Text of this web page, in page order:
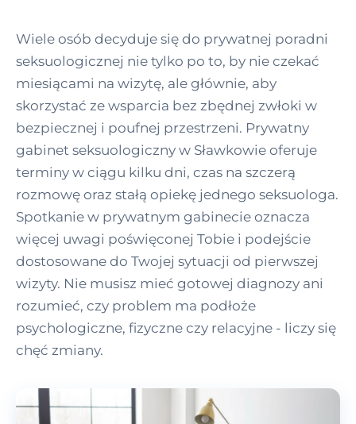
Wiele osób decyduje się do prywatnej poradni
seksuologicznej nie tylko po to, by nie czekać
miesiącami na wizytę, ale głównie, aby
skorzystać ze wsparcia bez zbędnej zwłoki w
bezpiecznej i poufnej przestrzeni. Prywatny
gabinet seksuologiczny w Sławkowie oferuje
terminy w ciągu kilku dni, czas na szczerą
rozmowę oraz stałą opiekę jednego seksuologa.
Spotkanie w prywatnym gabinecie oznacza
więcej uwagi poświęconej Tobie i podejście
dostosowane do Twojej sytuacji od pierwszej
wizyty. Nie musisz mieć gotowej diagnozy ani
rozumieć, czy problem ma podłoże
psychologiczne, fizyczne czy relacyjne - liczy się
chęć zmiany.